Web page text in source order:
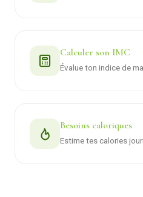
Calculer son IMC
Évalue ton indice de
Besoins caloriques
Estime tes calories